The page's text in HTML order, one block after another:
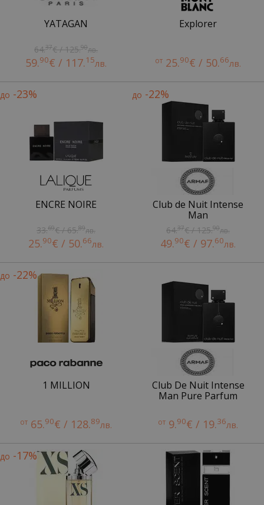
YATAGAN
64.37€ / 125.90лв.
59.90€ / 117.15лв.
Explorer
от 25.90€ / 50.66лв.
до -23%
ENCRE NOIRE
33.69€ / 65.89лв.
25.90€ / 50.66лв.
до -22%
Club de Nuit Intense
Man
64.37€ / 125.90лв.
49.90€ / 97.60лв.
до -22%
1 MILLION
от 65.90€ / 128.89лв.
Club De Nuit Intense
Man Pure Parfum
от 9.90€ / 19.36лв.
до -17%